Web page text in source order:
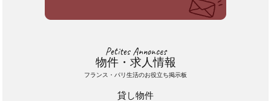
Petites Annonces
物件・求人情報
フランス・パリ生活のお役立ち掲示板
貸し物件